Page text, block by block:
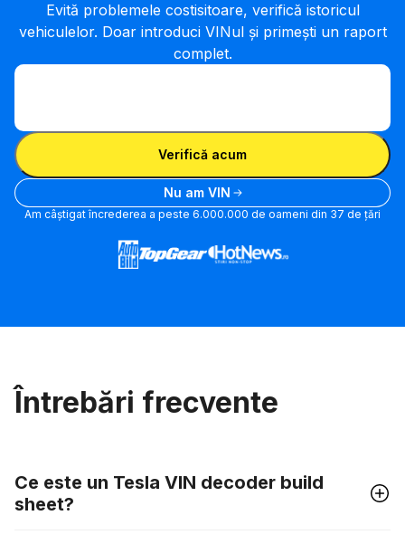
Evită problemele costisitoare, verifică istoricul
vehiculelor. Doar introduci VINul și primești un raport
complet.
Introdu VIN
Introdu VIN
Verifică acum
Nu am VIN
Am câștigat încrederea a peste 6.000.000 de oameni din 37 de țări
Întrebări frecvente
Ce este un Tesla VIN decoder build
sheet?